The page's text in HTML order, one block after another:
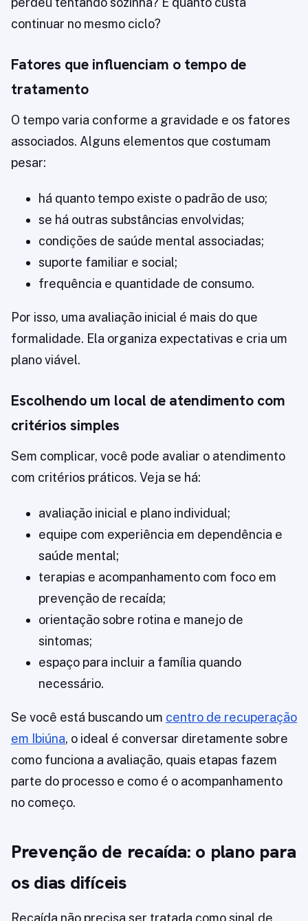
continuar no mesmo ciclo?
Fatores que influenciam o tempo de
tratamento
O tempo varia conforme a gravidade e os fatores
associados. Alguns elementos que costumam
pesar:
há quanto tempo existe o padrão de uso;
se há outras substâncias envolvidas;
condições de saúde mental associadas;
suporte familiar e social;
frequência e quantidade de consumo.
Por isso, uma avaliação inicial é mais do que
formalidade. Ela organiza expectativas e cria um
plano viável.
Escolhendo um local de atendimento com
critérios simples
Sem complicar, você pode avaliar o atendimento
com critérios práticos. Veja se há:
avaliação inicial e plano individual;
equipe com experiência em dependência e
saúde mental;
terapias e acompanhamento com foco em
prevenção de recaída;
orientação sobre rotina e manejo de
sintomas;
espaço para incluir a família quando
necessário.
Se você está buscando um centro de recuperação
em Ibiúna, o ideal é conversar diretamente sobre
como funciona a avaliação, quais etapas fazem
parte do processo e como é o acompanhamento
no começo.
Prevenção de recaída: o plano para
os dias difíceis
Recaída não precisa ser tratada como sinal de